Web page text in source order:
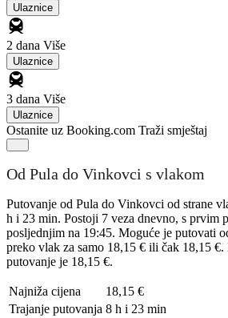
Ulaznice
2 dana Više
Ulaznice
3 dana Više
Ulaznice
Ostanite uz Booking.com Traži smještaj
Od Pula do Vinkovci s vlakom
Putovanje od Pula do Vinkovci od strane
h i 23 min. Postoji 7 veza dnevno, s prvim
posljednjim na 19:45. Moguće je putovati
preko vlak za samo 18,15 € ili čak 18,15
putovanje je 18,15 €.
Najniža cijena
18,15 €
Trajanje putovanja 8 h i 23 min